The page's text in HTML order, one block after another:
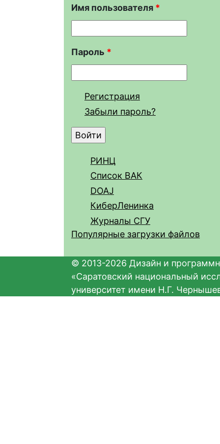
Имя пользователя *
Пароль *
Регистрация
Забыли пароль?
РИНЦ
Список ВАК
DOAJ
КиберЛенинка
Журналы СГУ
Популярные загрузки файлов
© 2013-2026 Дизайн и
«Саратовский национальный
университет имени Н.Г.